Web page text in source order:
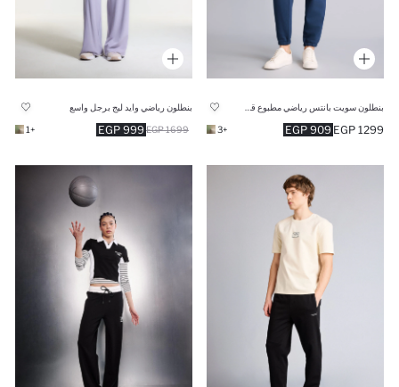
909 EGP 1299 EGP
+3
بنطلون رياضي وايد ليج برجل واسع
999 EGP 1699 EGP
+1